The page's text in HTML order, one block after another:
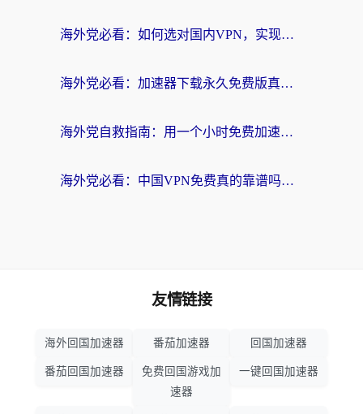
海外党必看：如何选对国内VPN，实现无缝访问国内资源？
海外党必看：加速器下载永久免费版真的存在吗？教你无缝访问国内资源的正确姿势
海外党自救指南：用一个小时免费加速器，轻松打破国内资源访问壁垒？
海外党必看：中国VPN免费真的靠谱吗？手把手教你选对回国加速器
友情链接
海外回国加速器 番茄加速器 回国加速器
番茄回国加速器
免费回国游戏加
速器
一键回国加速器